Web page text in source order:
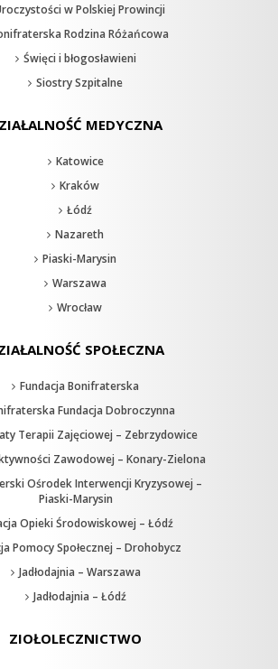
w Polskiej Prowincji
Rodzina Różańcowa
Święci i błogosławieni
Siostry Szpitalne
MEDYCZNA
Katowice
Kraków
Łódź
Nazareth
Piaski-Marysin
Warszawa
Wrocław
SPOŁECZNA
Fundacja Bonifraterska
Fundacja Dobroczynna
Terapii Zajęciowej – Zebrzydowice
Zawodowej – Konary-Zielona
Ośrodek Interwencji Kryzysowej –
Piaski-Marysin
Opieki Środowiskowej – Łódź
Pomocy Społecznej – Drohobycz
Jadłodajnia – Warszawa
Jadłodajnia – Łódź
ZIOŁOLECZNICTWO